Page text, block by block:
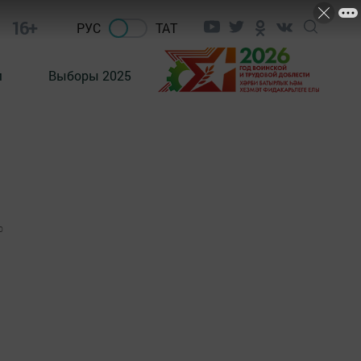
16+ РУС ТАТ
Выборы 2025